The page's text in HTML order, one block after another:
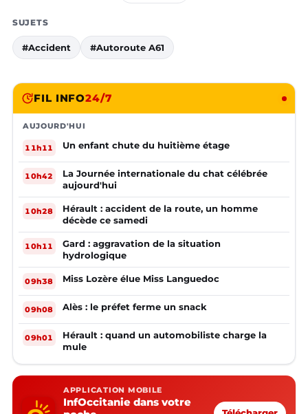
SUJETS
#Accident #Autoroute A61
FIL INFO24/7
AUJOURD'HUI
11h11 Un enfant chute du huitième étage
10h42
La Journée internationale du chat célébrée
aujourd'hui
10h28
Hérault : accident de la route, un homme
décède ce samedi
10h11
Gard : aggravation de la situation
hydrologique
09h38 Miss Lozère élue Miss Languedoc
09h08 Alès : le préfet ferme un snack
09h01
Hérault : quand un automobiliste charge la
mule
APPLICATION MOBILE
InfOccitanie dans votre